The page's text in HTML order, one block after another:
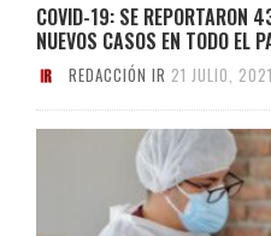
COVID-19: SE REPORTARON
NUEVOS CASOS EN TODO EL
REDACCIÓN IR 21 JULIO, 2021